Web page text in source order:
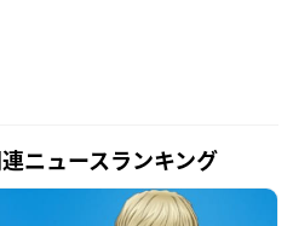
ニュースランキング